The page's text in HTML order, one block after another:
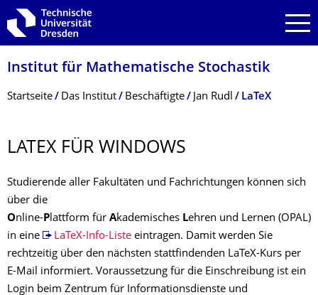
Zur Hauptnavigation springen
Zur Suche springen
Zum Inhalt springen
Institut für Mathematische Stochastik
Breadcrumb-Menü
Startseite Das Institut Beschäftigte Jan Rudl LaTeX
LATEX FÜR WINDOWS
Studierende aller Fakultäten und Fachrichtungen können sich
über die
Online-Plattform für Akademisches Lehren und Lernen (OPAL)
in eine
LaTeX-Info-Listeeintragen. Damit werden Sie
rechtzeitig über den nächsten stattfindenden LaTeX-Kurs per
E-Mail informiert. Voraussetzung für die Einschreibung ist ein
Login beim Zentrum für Informationsdienste und